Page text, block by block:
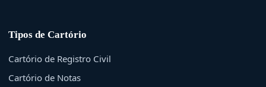
Tipos de Cartório
Cartório de Registro Civil
Cartório de Notas